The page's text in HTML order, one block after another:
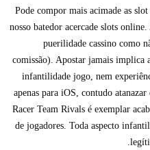
Pode compor mais acimade as
nosso batedor acercade slots
puerilidade cassino como
comissão). Apostar jamais implica
infantilidade jogo, nem
apenas para iOS, contudo
Racer Team Rivals é exemplar
de jogadores. Toda aspecto